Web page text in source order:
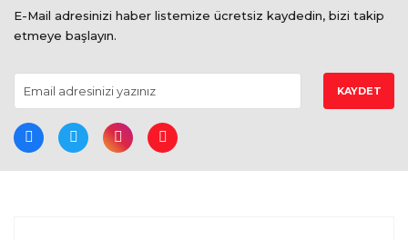
E-Mail adresinizi haber listemize ücretsiz kaydedin, bizi takip
etmeye başlayın.
KAYDET